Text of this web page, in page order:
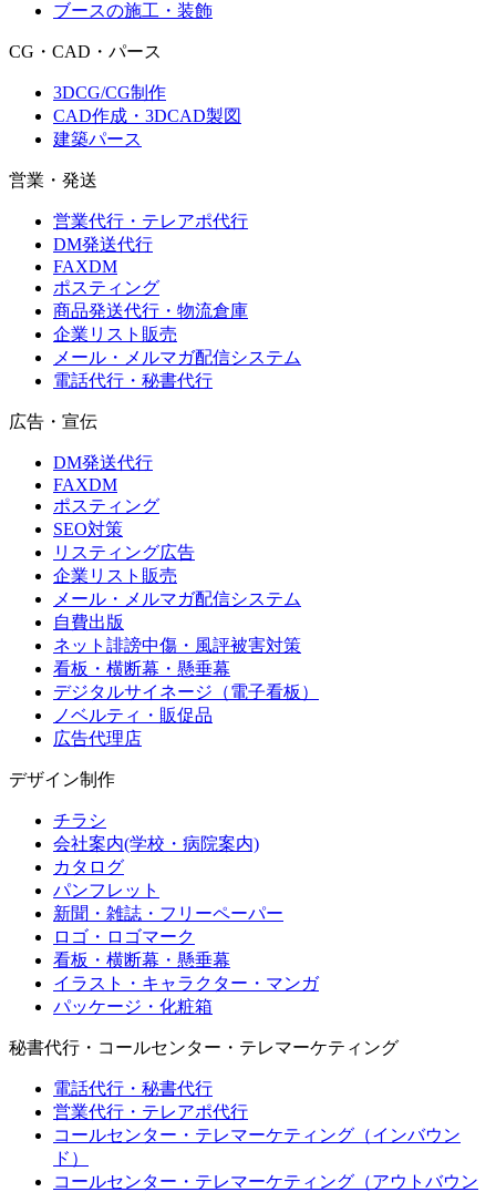
ブースの施工・装飾
CG・CAD・パース
3DCG/CG制作
CAD作成・3DCAD製図
建築パース
営業・発送
営業代行・テレアポ代行
DM発送代行
FAXDM
ポスティング
商品発送代行・物流倉庫
企業リスト販売
メール・メルマガ配信システム
電話代行・秘書代行
広告・宣伝
DM発送代行
FAXDM
ポスティング
SEO対策
リスティング広告
企業リスト販売
メール・メルマガ配信システム
自費出版
ネット誹謗中傷・風評被害対策
看板・横断幕・懸垂幕
デジタルサイネージ（電子看板）
ノベルティ・販促品
広告代理店
デザイン制作
チラシ
会社案内(学校・病院案内)
カタログ
パンフレット
新聞・雑誌・フリーペーパー
ロゴ・ロゴマーク
看板・横断幕・懸垂幕
イラスト・キャラクター・マンガ
パッケージ・化粧箱
秘書代行・コールセンター・テレマーケティング
電話代行・秘書代行
営業代行・テレアポ代行
コールセンター・テレマーケティング（インバウン
ド）
コールセンター・テレマーケティング（アウトバウン